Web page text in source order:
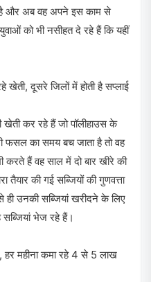
है और अब वह अपने इस काम से
को भी नसीहत दे रहे हैं कि यहीं
खेती, दूसरे जिलों में होती है सप्लाई
खेती कर रहे हैं जो पॉलीहाउस के
का समय बच जाता है तो वह
करते हैं वह साल में दो बार खीरे की
तैयार की गई सब्जियों की गुणवत्ता
उनकी सब्जियां खरीदने के लिए
सब्जियां भेज रहे हैं।
हर महीना कमा रहे 4 से 5 लाख